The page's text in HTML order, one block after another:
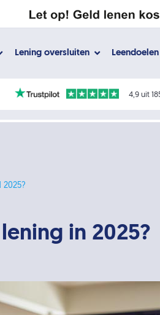
Lening oversluiten Leendoelen
4,9 uit
2025?
in 2025?